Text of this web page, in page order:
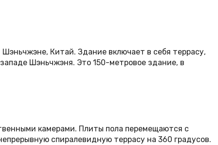
Китай. Здание включает в себя террасу,
Шэньчжэня. Это 150-метровое здание, в
камерами. Плиты пола перемещаются с
спиралевидную террасу на 360 градусов.